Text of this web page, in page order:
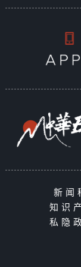
新闻
知识
私隐